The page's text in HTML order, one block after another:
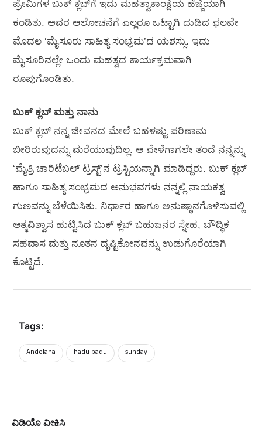
ಪ್ರೇಮಿಗಳ ಬುಕ್ ಕ್ಲಬ್‌ಗೆ ಇದು ಮಹತ್ವಾಕಾಂಕ್ಷೆಯ ಹೆಜ್ಜೆಯಾಗಿ
ಕಂಡಿತು. ಅವರ ಆಲೋಚನೆಗೆ ಎಲ್ಲರೂ ಒಟ್ಟಾಗಿ ದುಡಿದ ಫಲವೇ
ಮೊದಲ ‘ಮೈಸೂರು ಸಾಹಿತ್ಯ ಸಂಭ್ರಮ’ದ ಯಶಸ್ಸು. ಇದು
ಮೈಸೂರಿನಲ್ಲೇ ಒಂದು ಮಹತ್ವದ ಕಾರ್ಯಕ್ರಮವಾಗಿ
ರೂಪುಗೊಂಡಿತು.
ಬುಕ್ ಕ್ಲಬ್ ಮತ್ತು ನಾನು
ಬುಕ್ ಕ್ಲಬ್ ನನ್ನ ಜೀವನದ ಮೇಲೆ ಬಹಳಷ್ಟು ಪರಿಣಾಮ
ಬೀರಿರುವುದನ್ನು ಮರೆಯುವುದಿಲ್ಲ. ಆ ವೇಳೆಗಾಗಲೇ ತಂದೆ ನನ್ನನ್ನು
‘ಮೈತ್ರಿ ಚಾರಿಟೆಬಲ್ ಟ್ರಸ್ಟ್’ನ ಟ್ರಸ್ಟಿಯನ್ನಾಗಿ ಮಾಡಿದ್ದರು. ಬುಕ್ ಕ್ಲಬ್
ಹಾಗೂ ಸಾಹಿತ್ಯ ಸಂಭ್ರಮದ ಅನುಭವಗಳು ನನ್ನಲ್ಲಿ ನಾಯಕತ್ವ
ಗುಣವನ್ನು ಬೆಳೆಯಿಸಿತು. ನಿರ್ಧಾರ ಹಾಗೂ ಅನುಷ್ಠಾನಗೊಳಿಸುವಲ್ಲಿ
ಆತ್ಮವಿಶ್ವಾಸ ಹುಟ್ಟಿಸಿದ ಬುಕ್ ಕ್ಲಬ್ ಬಹುಜನರ ಸ್ನೇಹ, ಬೌದ್ಧಿಕ
ಸಹವಾಸ ಮತ್ತು ನೂತನ ದೃಷ್ಟಿಕೋನವನ್ನು ಉಡುಗೊರೆಯಾಗಿ
ಕೊಟ್ಟಿದೆ.
Tags:
Andolana hadu padu sunday
ವಿಡಿಯೊ ವೀಕ್ಷಿಸಿ